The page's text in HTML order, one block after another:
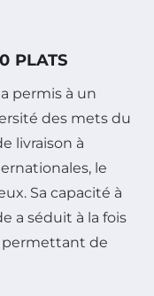
PLATS
permis à un
des mets du
livraison à
le
Sa capacité à
a séduit à la fois
permettant de